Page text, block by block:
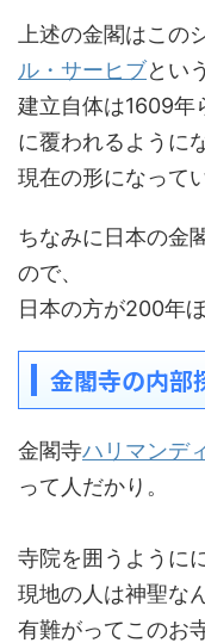
上述の金閣はこの
ル・サーヒブとい
建立自体は1609年
に覆われるように
現在の形になって
ちなみに日本の金
ので、
日本の方が200年
金閣寺の内部
金閣寺ハリマンデ
って人だかり。
寺院を囲うように
現地の人は神聖な
有難がってこのお